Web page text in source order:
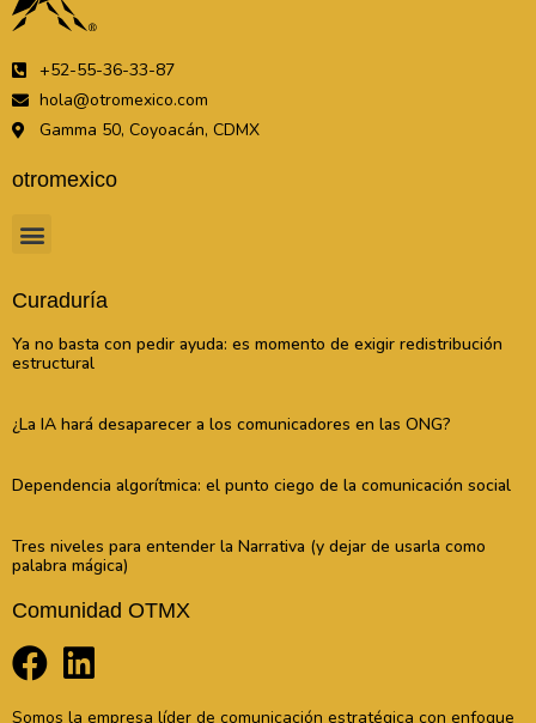
+52-55-36-33-87
hola@otromexico.com
Gamma 50, Coyoacán, CDMX
otromexico
Curaduría
Ya no basta con pedir ayuda: es momento de exigir redistribución
estructural
¿La IA hará desaparecer a los comunicadores en las ONG?
Dependencia algorítmica: el punto ciego de la comunicación social
Tres niveles para entender la Narrativa (y dejar de usarla como
palabra mágica)
Comunidad OTMX
Somos la empresa líder de comunicación estratégica con enfoque